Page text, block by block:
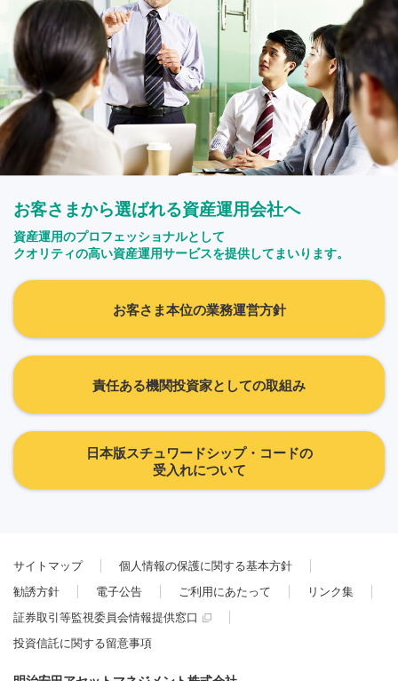
お客さまから選ばれる資産運用会社へ
資産運用のプロフェッショナルとして
クオリティの高い資産運用サービスを提供してまいります。
お客さま本位の業務運営方針
責任ある機関投資家としての取組み
日本版スチュワードシップ・コードの
受入れについて
サイトマップ
個人情報の保護に関する基本方針
勧誘方針
電子公告 ご利用にあたって
リンク集
証券取引等監視委員会情報提供窓口
投資信託に関する留意事項